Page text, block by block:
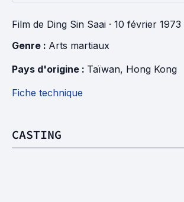
Film de Ding Sin Saai · 10 février
Genre : Arts martiaux
Pays d'origine : Taïwan, Hong Kong
Fiche technique
CASTING